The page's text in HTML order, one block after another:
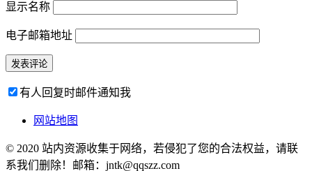
显示名称
电子邮箱地址
有人回复时邮件通知我
网站地图
© 2020 站内资源收集于网络，若侵犯了您的合法权益，请联
系我们删除！邮箱：jntk@qqszz.com